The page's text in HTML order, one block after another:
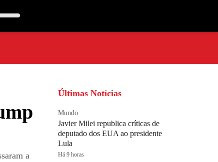
a
Últimas Notícias
Mundo
Javier Milei republica críticas de
deputado dos EUA ao presidente
Lula
Há 9 horas